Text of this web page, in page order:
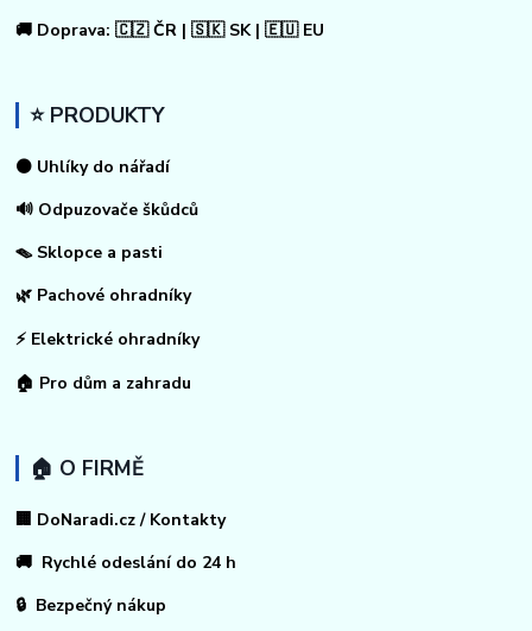
🚚 Doprava: 🇨🇿 ČR | 🇸🇰 SK | 🇪🇺 EU
⭐ PRODUKTY
⚫ Uhlíky do nářadí
🔊 Odpuzovače škůdců
🪤 Sklopce a pasti
🌿 Pachové ohradníky
⚡ Elektrické ohradníky
🏠 Pro dům a zahradu
🏠 O FIRMĚ
🏢 DoNaradi.cz / Kontakty
🚚 Rychlé odeslání do 24 h
🔒 Bezpečný nákup